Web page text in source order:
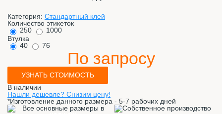
Категория: Стандартный клей
Количество этикеток
250
1000
Втулка
40
76
По запросу
УЗНАТЬ СТОИМОСТЬ
В наличии
Нашли дешевле? Снизим цену!
*Изготовление данного размера - 5-7 рабочих дней